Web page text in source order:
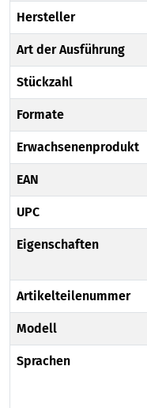
Hersteller
Art der Ausführung
Stückzahl
Formate
Erwachsenenprodukt
EAN
UPC
Eigenschaften
Artikelteilenummer
Modell
Sprachen